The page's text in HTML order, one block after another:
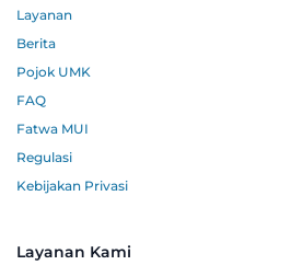
Layanan
Berita
Pojok UMK
FAQ
Fatwa MUI
Regulasi
Kebijakan Privasi
Layanan Kami